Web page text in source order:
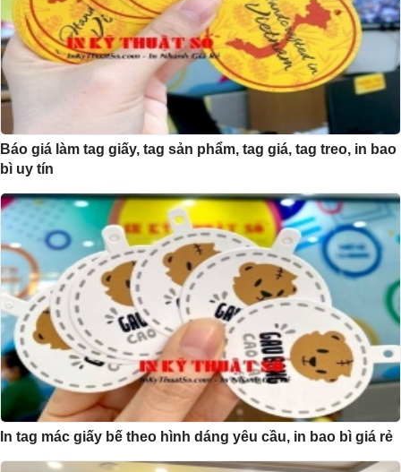
Báo giá làm tag giấy, tag sản phẩm, tag giá, tag treo, in bao
bì uy tín
In tag mác giấy bế theo hình dáng yêu cầu, in bao bì giá rẻ